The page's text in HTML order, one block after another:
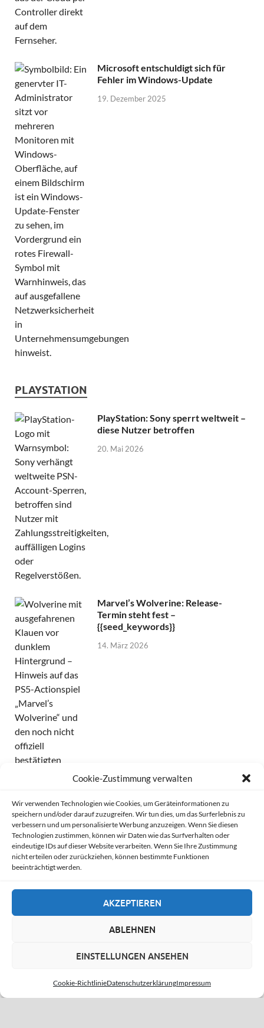
Cookie-Zustimmung verwalten
Wir verwenden Technologien wie Cookies, um Geräteinformationen zu
speichern und/oder darauf zuzugreifen. Wir tun dies, um das Surferlebnis zu
verbessern und um personalisierte Werbung anzuzeigen. Wenn Sie diesen
Technologien zustimmen, können wir Daten wie das Surfverhalten oder
eindeutige IDs auf dieser Website verarbeiten. Wenn Sie Ihre Zustimmung
nicht erteilen oder zurückziehen, können bestimmte Funktionen
beeinträchtigt werden.
AKZEPTIEREN
ABLEHNEN
EINSTELLUNGEN ANSEHEN
Cookie-RichtlinieDatenschutzerklärungImpressum
Microsoft entschuldigt sich für
Fehler im Windows-Update
19. Dezember 2025
PLAYSTATION
PlayStation: Sony sperrt weltweit –
diese Nutzer betroffen
20. Mai 2026
Marvel’s Wolverine: Release-
Termin steht fest –
{{seed_keywords}}
14. März 2026
PSN Störung: Login, Lizenzen und
PSN Probleme im Fokus
24. November 2025
DRAGON BALL: Sparking! ZERO
erscheint für Switch 2 und Switch
16. November 2025
Funktion zur Speicherlösung